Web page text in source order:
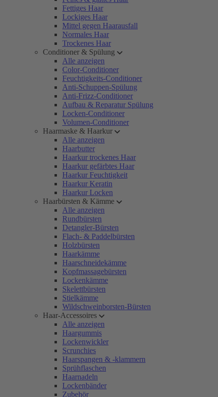
Fettiges Haar
Lockiges Haar
Mittel gegen Haarausfall
Normales Haar
Trockenes Haar
Conditioner & Spülung
Alle anzeigen
Color-Conditioner
Feuchtigkeits-Conditioner
Anti-Schuppen-Spülung
Anti-Frizz-Conditioner
Aufbau & Reparatur Spülung
Locken-Conditioner
Volumen-Conditioner
Haarmaske & Haarkur
Alle anzeigen
Haarbutter
Haarkur trockenes Haar
Haarkur gefärbtes Haar
Haarkur Feuchtigkeit
Haarkur Keratin
Haarkur Locken
Haarbürsten & Kämme
Alle anzeigen
Rundbürsten
Detangler-Bürsten
Flach- & Paddelbürsten
Holzbürsten
Haarkämme
Haarschneidekämme
Kopfmassagebürsten
Lockenkämme
Skelettbürsten
Stielkämme
Wildschweinborsten-Bürsten
Haar-Accessoires
Alle anzeigen
Haargummis
Lockenwickler
Scrunchies
Haarspangen & -klammern
Sprühflaschen
Haarnadeln
Lockenbänder
Zubehör